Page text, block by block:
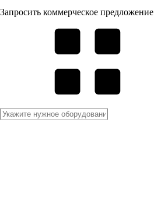
Запросить коммерческое предложение